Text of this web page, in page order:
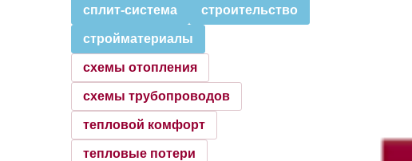
сплит-система строительство
стройматериалы
схемы отопления
схемы трубопроводов
тепловой комфорт
тепловые потери